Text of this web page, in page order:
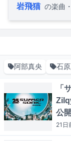
岩飛猫 の楽曲
阿部真央 石
「
公開
21日